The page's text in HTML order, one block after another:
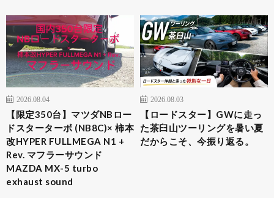
2026.08.04
​【限定350台】マツダNBロー
ドスターターボ (NB8C)× 柿本
改HYPER FULLMEGA N1 +
Rev. マフラーサウンド
MAZDA MX-5 turbo
exhaust sound
2026.08.03
【ロードスター】GWに走っ
た茶臼山ツーリングを暑い夏
だからこそ、今振り返る。